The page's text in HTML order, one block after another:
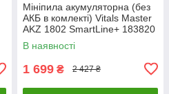
Мініпила акумуляторна (без
АКБ в комлекті) Vitals Master
AKZ 1802 SmartLine+ 183820
В наявності
1 699 ₴ 2 427 ₴